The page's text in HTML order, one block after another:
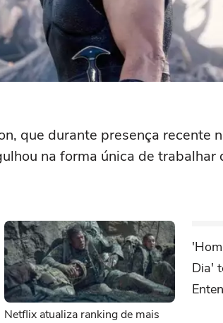
, que durante presença recente
na forma única de trabalhar
Netflix atualiza ranking de mais
Dia'